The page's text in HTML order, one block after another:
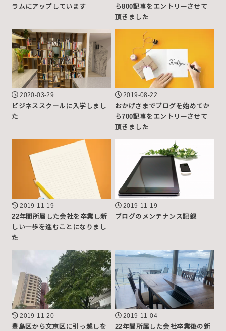
ラムにアップしています
ら800記事をエントリーさせて
頂きました
2020-03-29
ビジネススクールに入学しまし
た
2019-08-22
おかげさまでブログを始めてか
ら700記事をエントリーさせて
頂きました
2019-11-19
22年間所属した会社を卒業し新
しい一歩を進むことになりまし
た
2019-11-19
ブログのメンテナンス記録
2019-11-20
豊島区から文京区に引っ越しを
2019-11-04
22年間所属した会社卒業後の新